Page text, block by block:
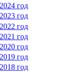
год
год
год
год
год
год
год